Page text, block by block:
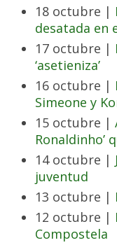
18 octubre |
desatada en
17 octubre |
‘asetieniza’
16 octubre |
Simeone y
15 octubre |
Ronaldinho’
14 octubre |
juventud
13 octubre |
12 octubre |
Compostela